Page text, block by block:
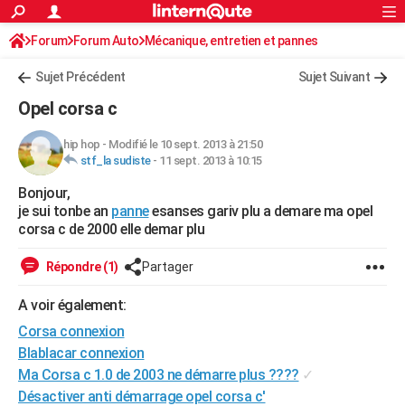
ACTUALITÉS
Politique
Société
Faits Divers
Education
Monde
Villes
+
FINANCE
Retraite
Impôts
Epargne
Immobilier
Risques naturels par ville
Banque
Assurance
Crédit
AUTO
Essais
Réserver un essai
Citadines
Berlines
SUV
Forum auto
+HIGH-TECH
Mobiles
Meilleur smartphone
Internet
Ordinateurs
Jeux vidéo
Guide high-tech
+
Forum
Aménagement intérieur
Extérieur
Cuisine
Salle de bains
Jardinage
Rangement
WEEK-END
Guides de France
Escapades
Patrimoine
Expositions
Musées
Week-end nature
+LIFESTYLE
Art de vivre
Bien-être
Loisirs
Mode
Modes de vie
SANTE
Alimentation
Guide de la santé
Maladies
Médicaments
Sommeil
VOYAGE
Rechercher
S'inscrire
Connexion
Forum Forum Auto Mécanique, entretien et pannes
Sujet Précédent Sujet Suivant
Opel corsa c
hip hop - Modifié le 10 sept. 2013 à 21:50
stf_la sudiste- 11 sept. 2013 à 10:15
Bonjour,
je sui tonbe an panneesanses gariv plu a demare ma opel
corsa c de 2000 elle demar plu
Répondre (1) Partager
A voir également:
Corsa connexion
Blablacar connexion
Ma Corsa c 1.0 de 2003 ne démarre plus ???? ✓
Désactiver anti démarrage opel corsa c'